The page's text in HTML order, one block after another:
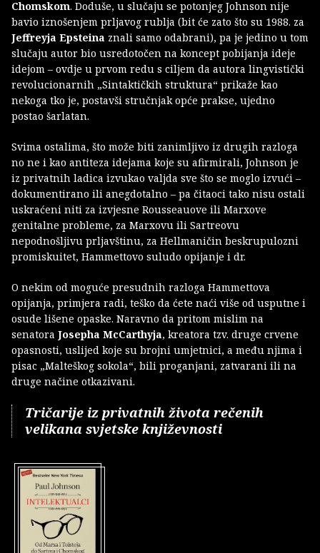
Chomskom. Doduše, u slučaju se potonjeg Johnson nije
bavio iznošenjem prljavog rublja (bit će zato što su 1988. za
Jeffreyja Epsteina znali samo odabrani), pa je jedino u tom
slučaju autor bio usredotočen na koncept pobijanja ideje
idejom – ovdje u prvom redu s ciljem da autora lingvistički
revolucionarnih „Sintaktičkih struktura“ prikaže kao
nekoga tko je, postavši stručnjak opće prakse, ujedno
postao šarlatan.
Svima ostalima, što može biti zanimljivo iz drugih razloga
no ne i kao antiteza idejama koje su afirmirali, Johnson je
iz privatnih ladica izvukao valjda sve što se moglo izvući –
dokumentirano ili anegdotalno – pa čitaoci tako nisu ostali
uskraćeni niti za izvjesne Rousseauove ili Marxove
genitalne probleme, za Marxovu ili Sartreovu
nepodnošljivu prljavštinu, za Hellmaničin beskrupulozni
promiskuitet, Hammettovo suludo opijanje i dr.
O nekim od moguće presudnih razloga Hammettova
opijanja, primjera radi, teško da ćete naći više od usputne i
osude lišene opaske. Naravno da pritom mislim na
senatora Josepha McCarthyja, kreatora tzv. druge crvene
opasnosti, uslijed koje su brojni umjetnici, a među njima i
pisac „Malteškog sokola“, bili proganjani, zatvarani ili na
druge načine otkazivani.
Tričarije iz privatnih života rečenih
velikana svjetske književnosti